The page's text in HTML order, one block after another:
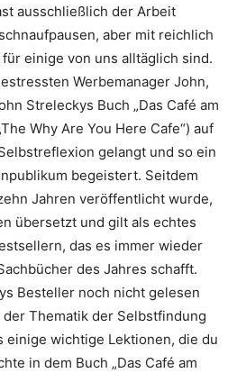
ausschließlich der Arbeit
aber mit reichlich
einige von uns alltäglich sind.
Werbemanager John,
Streleckys Buch „Das Café am
Why Are You Here Cafe“) auf
gelangt und so ein
begeistert. Seitdem
Jahren veröffentlicht wurde,
übersetzt und gilt als echtes
das es immer wieder
des Jahres schafft.
Besteller noch nicht gelesen
Thematik der Selbstfindung
einige wichtige Lektionen, die du
in dem Buch „Das Café am